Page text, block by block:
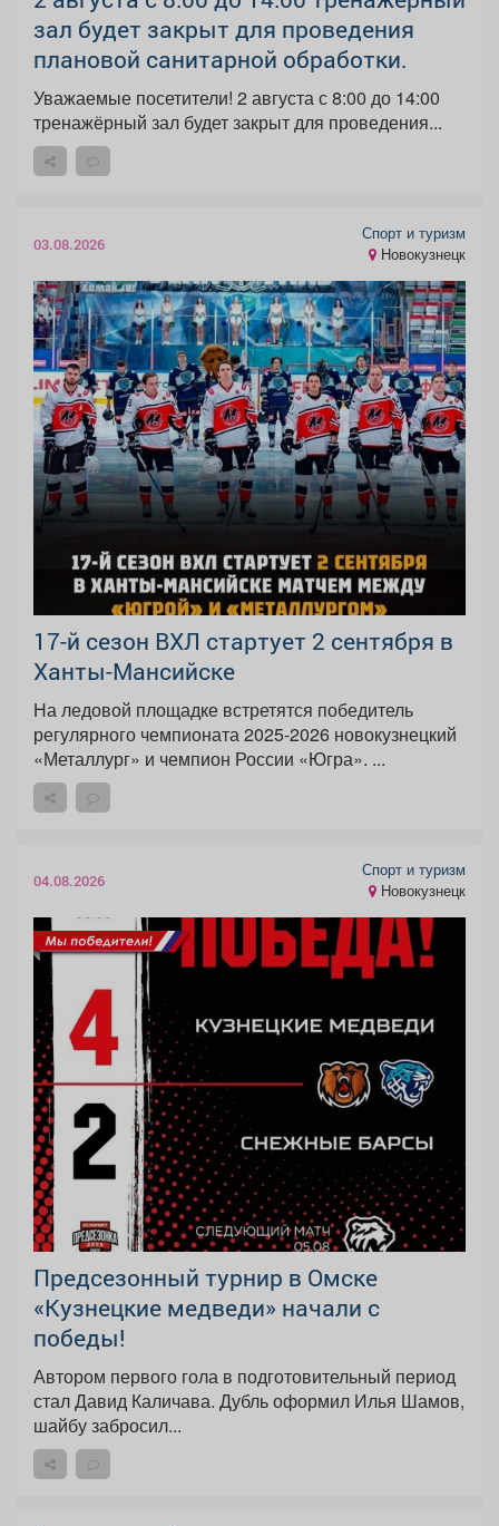
зал будет закрыт для проведения
плановой санитарной обработки.
Уважаемые посетители! 2 августа с 8:00 до 14:00
тренажёрный зал будет закрыт для проведения...
03.08.2026
Спорт и туризм
Новокузнецк
17-й сезон ВХЛ стартует 2 сентября в
Ханты-Мансийске
На ледовой площадке встретятся победитель
регулярного чемпионата 2025-2026 новокузнецкий
«Металлург» и чемпион России «Югра». ...
04.08.2026
Спорт и туризм
Новокузнецк
Предсезонный турнир в Омске
«Кузнецкие медведи» начали с
победы!
Автором первого гола в подготовительный период
стал Давид Каличава. Дубль оформил Илья Шамов,
шайбу забросил...